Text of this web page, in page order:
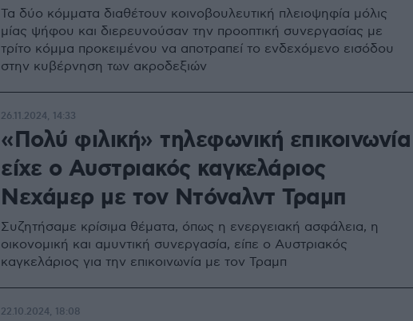
Τα δύο κόμματα διαθέτουν κοινοβουλευτική πλειοψηφία μόλις
μίας ψήφου και διερευνούσαν την προοπτική συνεργασίας με
τρίτο κόμμα προκειμένου να αποτραπεί το ενδεχόμενο εισόδου
στην κυβέρνηση των ακροδεξιών
«Πολύ φιλική» τηλεφωνική επικοινωνία
είχε ο Αυστριακός καγκελάριος
Νεχάμερ με τον Ντόναλντ Τραμπ
Συζητήσαμε κρίσιμα θέματα, όπως η ενεργειακή ασφάλεια, η
οικονομική και αμυντική συνεργασία, είπε ο Αυστριακός
καγκελάριος για την επικοινωνία με τον Τραμπ
26.11.2024, 14:33
22.10.2024, 18:08